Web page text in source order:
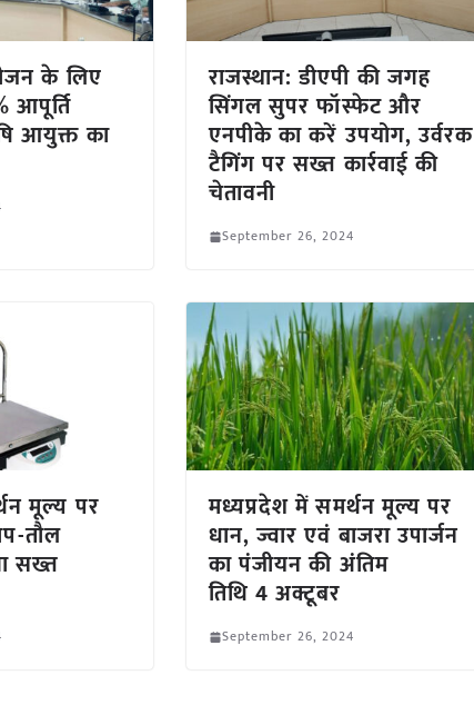
के लिए
आपूर्ति
आयुक्त का
राजस्थान: डीएपी की जगह
सिंगल सुपर फॉस्फेट और
एनपीके का करें उपयोग, उर्वरक
टैगिंग पर सख्त कार्रवाई की
चेतावनी
September 26, 2024
मूल्य पर
तौल
सख्त
मध्यप्रदेश में समर्थन मूल्य पर
धान, ज्वार एवं बाजरा उपार्जन
का पंजीयन की अंतिम
तिथि 4 अक्टूबर
September 26, 2024